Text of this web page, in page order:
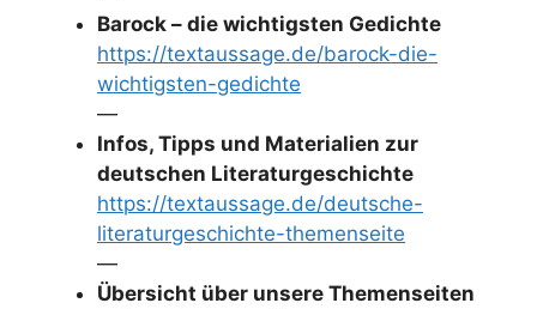
Barock – die wichtigsten Gedichte
https://textaussage.de/barock-die-
wichtigsten-gedichte
—
Infos, Tipps und Materialien zur
deutschen Literaturgeschichte
https://textaussage.de/deutsche-
literaturgeschichte-themenseite
—
Übersicht über unsere Themenseiten